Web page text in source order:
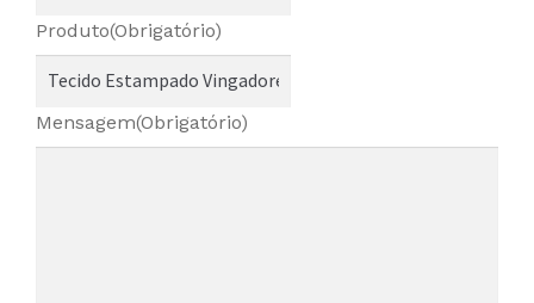
Produto(Obrigatório)
Mensagem(Obrigatório)